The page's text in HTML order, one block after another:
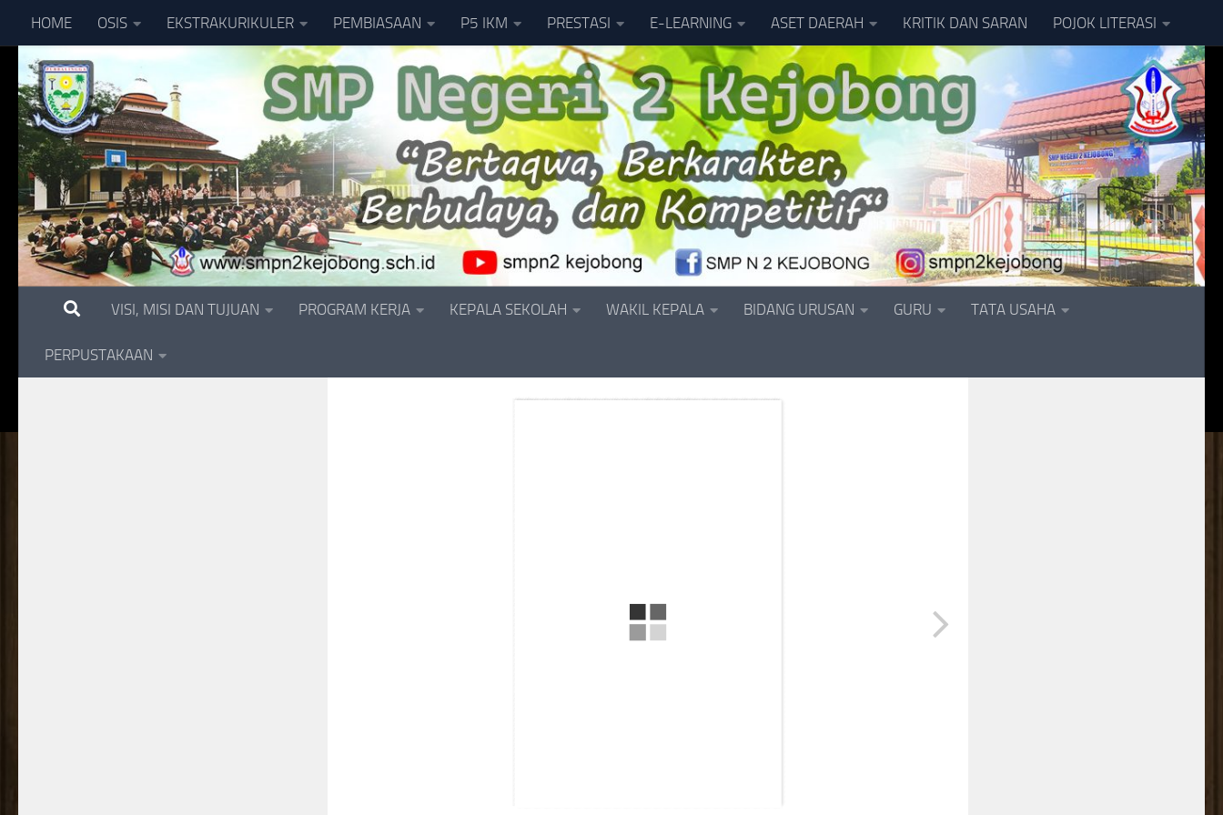
Skip to content
HOME OSIS EKSTRAKURIKULER PEMBIASAAN P5 IKM PRESTASI E-LEARNING ASET DAERAH KRITIK DAN SARAN POJOK LITERASI
VISI, MISI DAN TUJUAN PROGRAM KERJA KEPALA SEKOLAH WAKIL KEPALA BIDANG URUSAN GURU TATA USAHA
PERPUSTAKAAN